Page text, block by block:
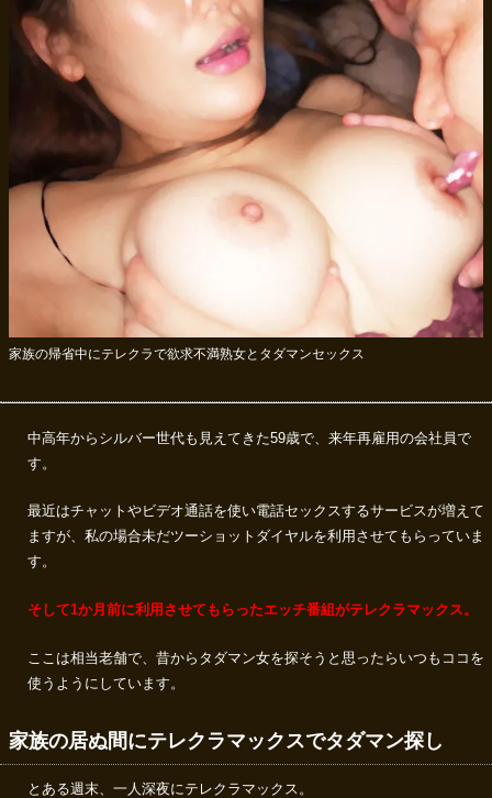
家族の帰省中にテレクラで欲求不満熟女とタダマンセックス
中高年からシルバー世代も見えてきた59歳で、来年再雇用の会社員で
す。
最近はチャットやビデオ通話を使い電話セックスするサービスが増えて
ますが、私の場合未だツーショットダイヤルを利用させてもらっていま
す。
そして1か月前に利用させてもらったエッチ番組がテレクラマックス。
ここは相当老舗で、昔からタダマン女を探そうと思ったらいつもココを
使うようにしています。
家族の居ぬ間にテレクラマックスでタダマン探し
とある週末、一人深夜にテレクラマックス。